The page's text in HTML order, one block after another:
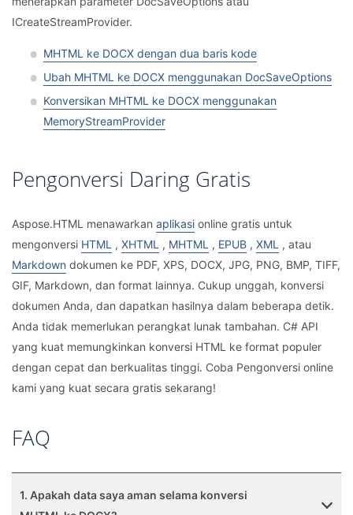
ICreateStreamProvider.
MHTML ke DOCX dengan dua baris kode
Ubah MHTML ke DOCX menggunakan DocSaveOptions
Konversikan MHTML ke DOCX menggunakan
MemoryStreamProvider
Pengonversi Daring Gratis
Aspose.HTML menawarkan aplikasi online gratis untuk
mengonversi HTML , XHTML , MHTML , EPUB , XML , atau
Markdown dokumen ke PDF, XPS, DOCX, JPG, PNG, BMP, TIFF,
GIF, Markdown, dan format lainnya. Cukup unggah, konversi
dokumen Anda, dan dapatkan hasilnya dalam beberapa detik.
Anda tidak memerlukan perangkat lunak tambahan. C# API
yang kuat memungkinkan konversi HTML ke format populer
dengan cepat dan berkualitas tinggi. Coba Pengonversi online
kami yang kuat secara gratis sekarang!
FAQ
1. Apakah data saya aman selama konversi